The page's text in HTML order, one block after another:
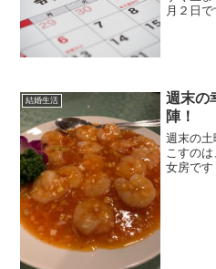
月２日
結婚生活
週末の
陣！
週末の
こすの
女房です